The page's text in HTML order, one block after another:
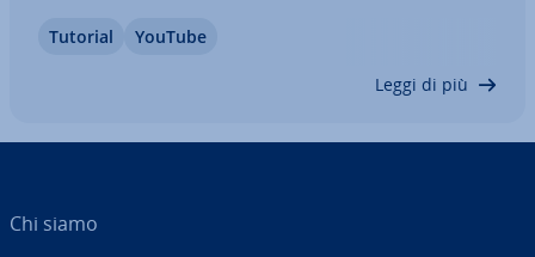
profilo su YouTube a un dominio per­so­na­liz­za­to. A
Tutorial YouTube
Leggi di più
Chi siamo